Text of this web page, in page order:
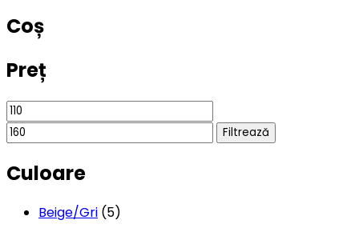
Coș
Preț
Filtrează
Culoare
Beige/Gri (5)